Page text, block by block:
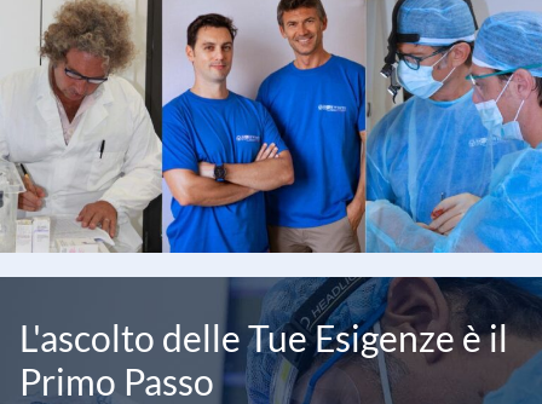
L'ascolto delle Tue Esigenze è il
Primo Passo